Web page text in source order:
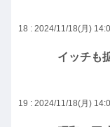
18 : 2024/11/18(月)
イッチも
19 : 2024/11/18(月)